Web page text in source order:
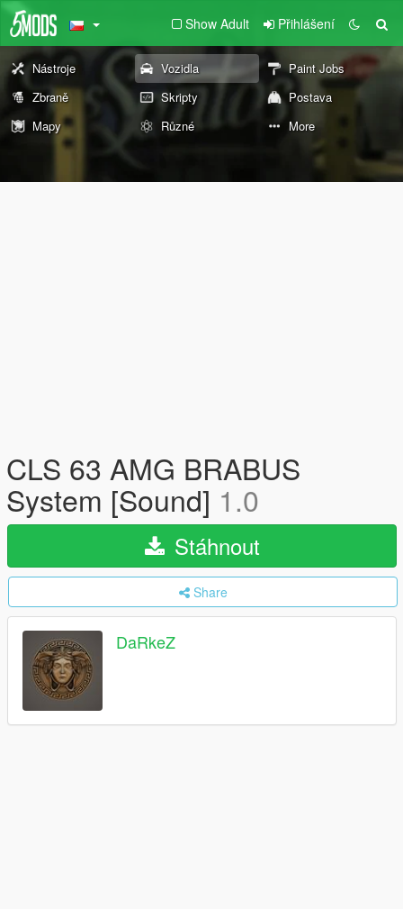
Show Adult Přihlášení
Nástroje Vozidla
Paint Jobs
Zbraně
Skripty
Postava
Mapy
Různé More
CLS 63 AMG BRABUS
System [Sound] 1.0
Stáhnout
Share
DaRkeZ